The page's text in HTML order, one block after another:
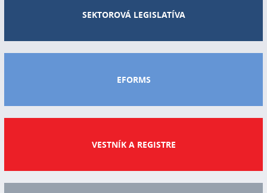
SEKTOROVÁ LEGISLATÍVA
EFORMS
VESTNÍK A REGISTRE